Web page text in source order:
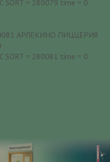
SORT = 280079 time = 0
АРЛЕКИНО ПИЦЦЕРИЯ
SORT = 280081 time = 0